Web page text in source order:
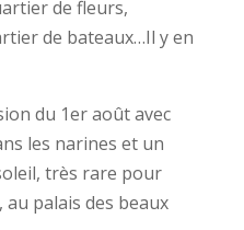
de fleurs,
de bateaux…Il y en
du 1er août avec
les narines et un
très rare pour
au palais des beaux